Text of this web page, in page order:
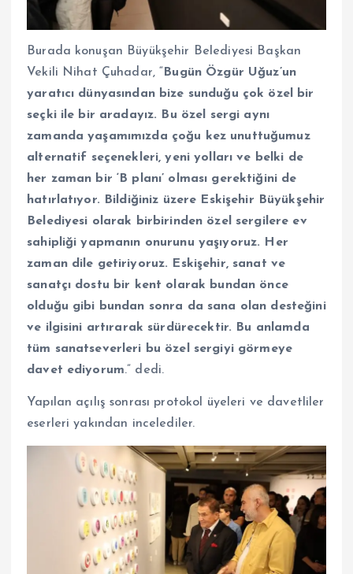
Burada konuşan Büyükşehir Belediyesi Başkan
Vekili Nihat Çuhadar, “ Bugün Özgür Uğuz’un
yaratıcı dünyasından bize sunduğu çok özel bir
seçki ile bir aradayız. Bu özel sergi aynı
zamanda yaşamımızda çoğu kez unuttuğumuz
alternatif seçenekleri, yeni yolları ve belki de
her zaman bir ‘B planı’ olması gerektiğini de
hatırlatıyor. Bildiğiniz üzere Eskişehir Büyükşehir
Belediyesi olarak birbirinden özel sergilere ev
sahipliği yapmanın onurunu yaşıyoruz. Her
zaman dile getiriyoruz. Eskişehir, sanat ve
sanatçı dostu bir kent olarak bundan önce
olduğu gibi bundan sonra da sana olan desteğini
ve ilgisini artırarak sürdürecektir. Bu anlamda
tüm sanatseverleri bu özel sergiyi görmeye
davet ediyorum.” dedi.
Yapılan açılış sonrası protokol üyeleri ve davetliler
eserleri yakından incelediler.